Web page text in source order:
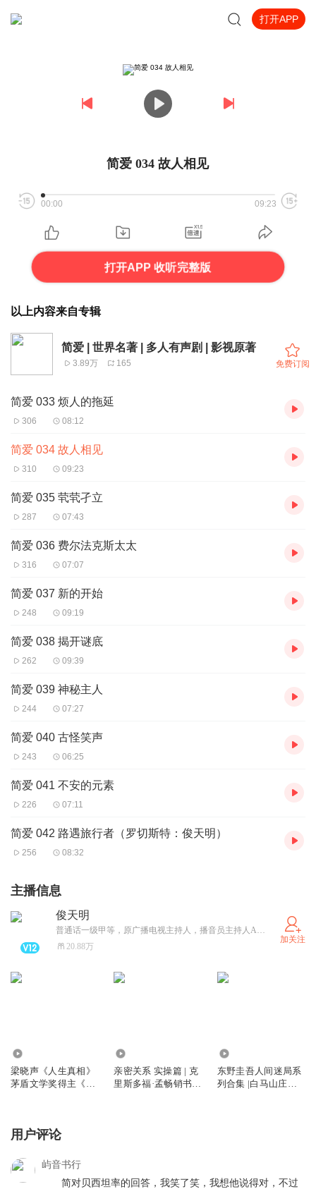
打开APP
简爱 034 故人相见
00:00 09:23
打开APP 收听完整版
以上内容来自专辑
简爱 | 世界名著 | 多人有声剧 | 影视原著
3.89万 165 免费订阅
简爱 033 烦人的拖延
306 08:12
简爱 034 故人相见
310 09:23
简爱 035 茕茕孑立
287 07:43
简爱 036 费尔法克斯太太
316 07:07
简爱 037 新的开始
248 09:19
简爱 038 揭开谜底
262 09:39
简爱 039 神秘主人
244 07:27
简爱 040 古怪笑声
243 06:25
简爱 041 不安的元素
226 07:11
简爱 042 路遇旅行者（罗切斯特：俊天明）
256 08:32
主播信息
俊天明
普通话一级甲等，原广播电视主持人，播音员主持人A级证书，喜马拉雅大学（喜播教育）认证讲师，攀登计划3.0“优秀领教”（2020年），“喜播教育”公众号专栏作者，全国社会艺术水平考级播音主持专业教师。“有声语言艺术学”公众号主理人。对外汉语教材《汉语之路》《HSK标准会话教程》配音员，主持市级以上大型活动1000余场，配音专题片多次登上学习强国及省市级以上主流媒体。
20.88万
加关注
梁晓声《人生真相》
茅盾文学奖得主《人
亲密关系 实操篇 | 克
里斯多福·孟畅销书
东野圭吾人间迷局系
列合集 |白马山庄谜
用户评论
屿音书行
简对贝西坦率的回答，我笑了笑，我想他说得对，不过